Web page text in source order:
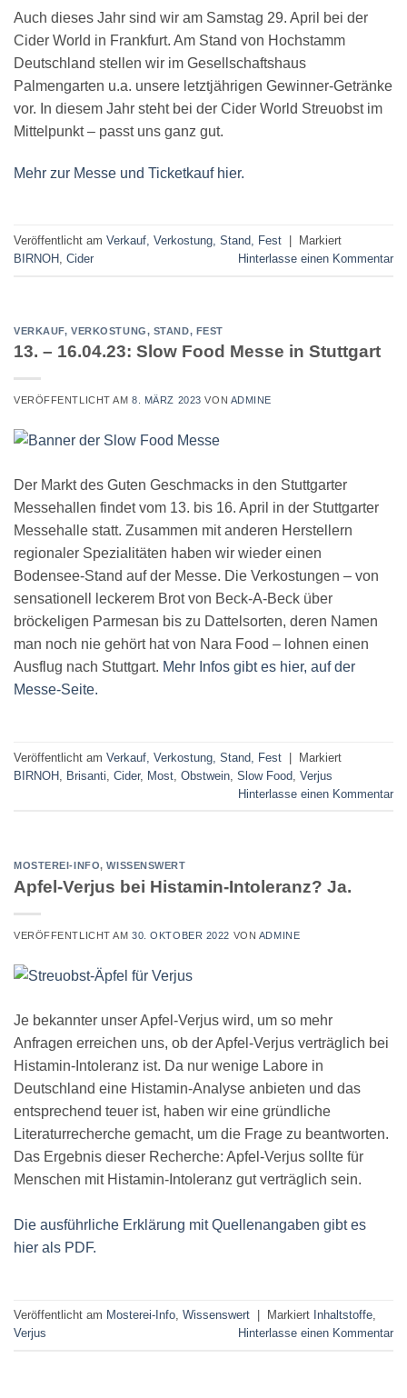
Auch dieses Jahr sind wir am Samstag 29. April bei der
Cider World in Frankfurt. Am Stand von Hochstamm
Deutschland stellen wir im Gesellschaftshaus
Palmengarten u.a. unsere letztjährigen Gewinner-Getränke
vor. In diesem Jahr steht bei der Cider World Streuobst im
Mittelpunkt – passt uns ganz gut.
Mehr zur Messe und Ticketkauf hier.
Veröffentlicht am Verkauf, Verkostung, Stand, Fest
Markiert
BIRNOH
Cider Hinterlasse einen Kommentar
VERKAUF, VERKOSTUNG, STAND, FEST
13. – 16.04.23: Slow Food Messe in Stuttgart
VERÖFFENTLICHT AM8. MÄRZ 2023 VON ADMINE
Der Markt des Guten Geschmacks in den Stuttgarter
Messehallen findet vom 13. bis 16. April in der Stuttgarter
Messehalle statt. Zusammen mit anderen Herstellern
regionaler Spezialitäten haben wir wieder einen
Bodensee-Stand auf der Messe. Die Verkostungen – von
sensationell leckerem Brot von Beck-A-Beck über
bröckeligen Parmesan bis zu Dattelsorten, deren Namen
man noch nie gehört hat von Nara Food – lohnen einen
Ausflug nach Stuttgart. Mehr Infos gibt es hier, auf der
Messe-Seite.
Veröffentlicht am Verkauf, Verkostung, Stand, Fest | Markiert
BIRNOH Brisanti Cider, Most Obstwein Slow Food Verjus
Hinterlasse einen Kommentar
MOSTEREI-INFO,WISSENSWERT
Apfel-Verjus bei Histamin-Intoleranz? Ja.
VERÖFFENTLICHT AM30. OKTOBER 2022 VON ADMINE
Je bekannter unser Apfel-Verjus wird, um so mehr
Anfragen erreichen uns, ob der Apfel-Verjus verträglich bei
Histamin-Intoleranz ist. Da nur wenige Labore in
Deutschland eine Histamin-Analyse anbieten und das
entsprechend teuer ist, haben wir eine gründliche
Literaturrecherche gemacht, um die Frage zu beantworten.
Das Ergebnis dieser Recherche: Apfel-Verjus sollte für
Menschen mit Histamin-Intoleranz gut verträglich sein.
Die ausführliche Erklärung mit Quellenangaben gibt es
hier als PDF.
Veröffentlicht am Mosterei-Info, Wissenswert Markiert Inhaltstoffe,
Verjus
Hinterlasse einen Kommentar